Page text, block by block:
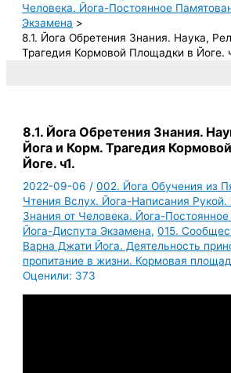
Человека. Йога-Постоянное
Экзамена
8.1. Йога Обретения Знания. Наука,
Трагедия Кормовой Площадки в Йоге.
8.1. Йога Обретения Знания.
Йога и Корм. Трагедия
Йоге. ч1.
2022-09-06/002. Йога Обучения из
Чтения Вслух. Йога-Написания
Знания от Человека. Йога-
Йога-Диспута Экзамена,015.
Варна Джати Йога. Деятельность
пропитание в жизни. Кормовая
Оценили: 373